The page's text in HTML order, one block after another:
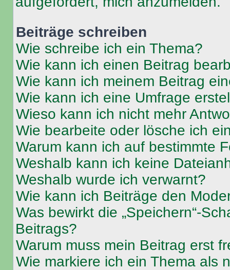
Beiträge schreiben
Wie schreibe ich ein Thema?
Wie kann ich einen Beitrag
Wie kann ich meinem Beitrag
Wie kann ich eine Umfrage
Wieso kann ich nicht mehr
Wie bearbeite oder lösche ich
Warum kann ich auf bestimmte
Weshalb kann ich keine
Weshalb wurde ich verwarnt?
Wie kann ich Beiträge den
Was bewirkt die „Speichern“-
Beitrags?
Warum muss mein Beitrag erst
Wie markiere ich ein Thema als